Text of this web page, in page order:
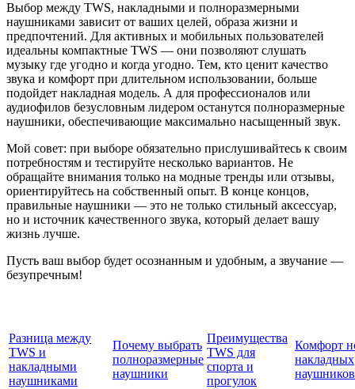
Выбор между TWS, накладными и полноразмерными
наушниками зависит от ваших целей, образа жизни и
предпочтений. Для активных и мобильных пользователей
идеальны компактные TWS — они позволяют слушать
музыку где угодно и когда угодно. Тем, кто ценит качество
звука и комфорт при длительном использовании, больше
подойдет накладная модель. А для профессионалов или
аудиофилов безусловным лидером останутся полноразмерные
наушники, обеспечивающие максимально насыщенный звук.
Мой совет: при выборе обязательно прислушивайтесь к своим
потребностям и тестируйте несколько вариантов. Не
обращайте внимания только на модные тренды или отзывы,
ориентируйтесь на собственный опыт. В конце концов,
правильные наушники — это не только стильный аксессуар,
но и источник качественного звука, который делает вашу
жизнь лучше.
Пусть ваш выбор будет осознанным и удобным, а звучание —
безупречным!
Разница между
TWS и
накладными
наушниками
Почему выбрать
полноразмерные
наушники
Преимущества
TWS для
спорта и
прогулок
Комфорт
накладных
наушников